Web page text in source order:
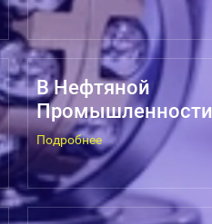
В Нефтяной
Промышленности
Подробнее